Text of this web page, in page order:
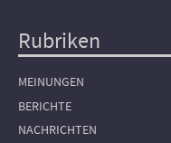
Hauptnavigation
Rubriken
MEINUNGEN
BERICHTE
NACHRICHTEN